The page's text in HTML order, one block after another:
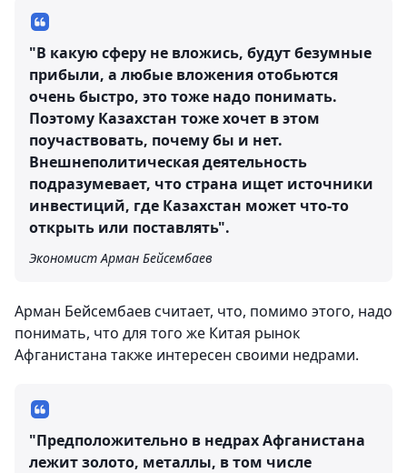
"В какую сферу не вложись, будут безумные
прибыли, а любые вложения отобьются
очень быстро, это тоже надо понимать.
Поэтому Казахстан тоже хочет в этом
поучаствовать, почему бы и нет.
Внешнеполитическая деятельность
подразумевает, что страна ищет источники
инвестиций, где Казахстан может что-то
открыть или поставлять".
Экономист Арман Бейсембаев
Арман Бейсембаев считает, что, помимо этого, надо
понимать, что для того же Китая рынок
Афганистана также интересен своими недрами.
"Предположительно в недрах Афганистана
лежит золото, металлы, в том числе